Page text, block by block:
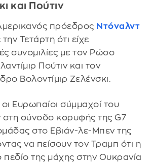
και Πούτιν
πρόεδρος Ντόναλντ
Τετάρτη ότι είχε
συνομιλίες με τον Ρώσο
Πούτιν και τον
Βολοντίμιρ Ζελένσκι.
Ευρωπαίοι σύμμαχοί του
σύνοδο κορυφής της G7
στο Εβιάν-λε-Μπεν της
να πείσουν τον Τραμπ ότι η
της μάχης στην Ουκρανία